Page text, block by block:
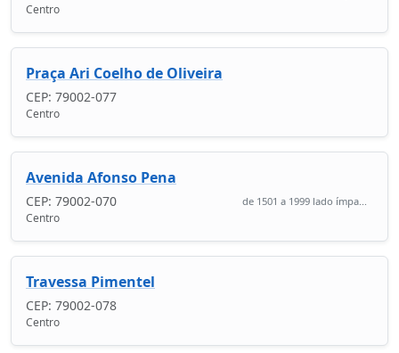
Centro
Praça Ari Coelho de Oliveira
CEP: 79002-077
Centro
Avenida Afonso Pena
CEP: 79002-070 de 1501 a 1999 lado ímpa...
Centro
Travessa Pimentel
CEP: 79002-078
Centro